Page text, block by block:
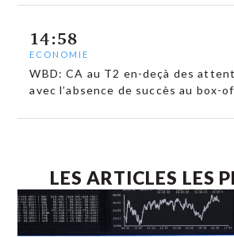
14:58
ECONOMIE
WBD: CA au T2 en-deçà des
avec l’absence de succès au box-
LES ARTICLES LES